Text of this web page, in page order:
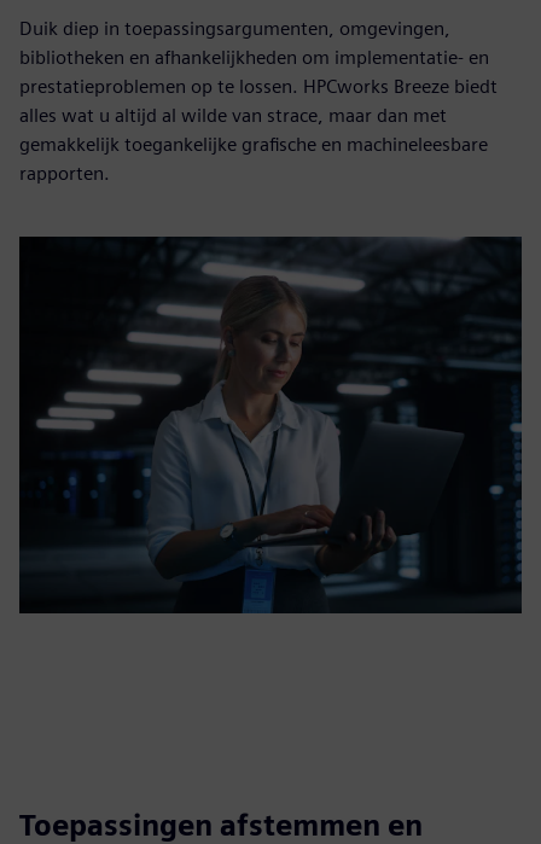
Duik diep in toepassingsargumenten, omgevingen,
bibliotheken en afhankelijkheden om implementatie- en
prestatieproblemen op te lossen. HPCworks Breeze biedt
alles wat u altijd al wilde van strace, maar dan met
gemakkelijk toegankelijke grafische en machineleesbare
rapporten.
Toepassingen afstemmen en